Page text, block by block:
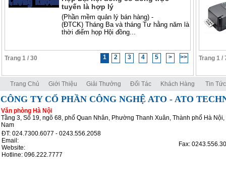
tuyến là hợp lý
(Phần mềm quản lý bán hàng) -
(ĐTCK) Tháng Ba và tháng Tư hằng năm là
thời điểm họp Hội đồng...
Trang 1 / 30 1 2 3 4 5 > >> Trang 1 /
Trang Chủ Giới Thiệu Giải Thưởng Đối Tác Khách Hàng Tin Tức
CÔNG TY CỔ PHẦN CÔNG NGHỆ ATO - ATO
Văn phòng Hà Nội
Tầng 3, Số 19, ngõ 68, phố Quan Nhân, Phường Thanh Xuân, Thành phố Hà Nội,
Nam
ĐT: 024.7300.6077 - 0243.556.2058
Email:
Website:
Hotline: 096.222.7777
Fax: